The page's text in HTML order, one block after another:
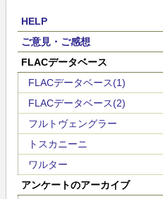
HELP
ご意見・ご感想
FLACデータベース
FLACデータベース(1)
FLACデータベース(2)
フルトヴェングラー
トスカニーニ
ワルター
アンケートのアーカイブ